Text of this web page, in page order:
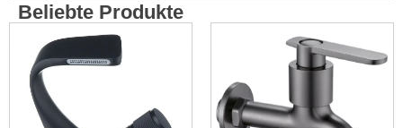
Beliebte Produkte